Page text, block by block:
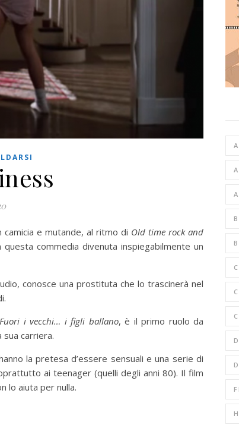
e mutande, al ritmo di Old time rock and
commedia divenuta inspiegabilmente un
conosce una prostituta che lo trascinerà nel
Fuori i vecchi… i figli ballano, è il primo ruolo da
carriera.
la pretesa d’essere sensuali e una serie di
ai teenager (quelli degli anni 80). Il film
lo aiuta per nulla.